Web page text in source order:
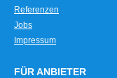
Referenzen
Jobs
Impressum
FÜR ANBIETER